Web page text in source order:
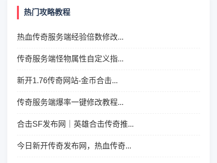
热门攻略教程
热血传奇服务端经验倍数修改...
传奇服务端怪物属性自定义指...
新开1.76传奇网站-金币合击...
传奇服务端爆率一键修改教程...
合击SF发布网｜英雄合击传奇推...
今日新开传奇发布网，热血传奇...